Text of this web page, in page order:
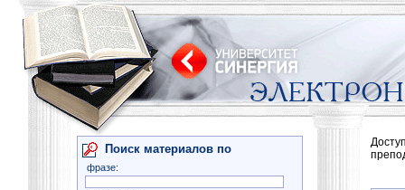
Поиск материалов по
фразе: